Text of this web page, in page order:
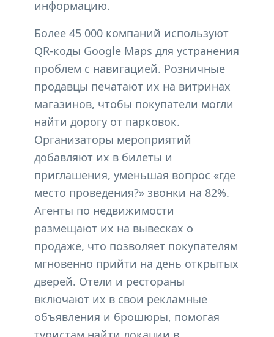
информацию.
Более 45 000 компаний используют
QR-коды Google Maps для устранения
проблем с навигацией. Розничные
продавцы печатают их на витринах
магазинов, чтобы покупатели могли
найти дорогу от парковок.
Организаторы мероприятий
добавляют их в билеты и
приглашения, уменьшая вопрос «где
место проведения?» звонки на 82%.
Агенты по недвижимости
размещают их на вывесках о
продаже, что позволяет покупателям
мгновенно прийти на день открытых
дверей. Отели и рестораны
включают их в свои рекламные
объявления и брошюры, помогая